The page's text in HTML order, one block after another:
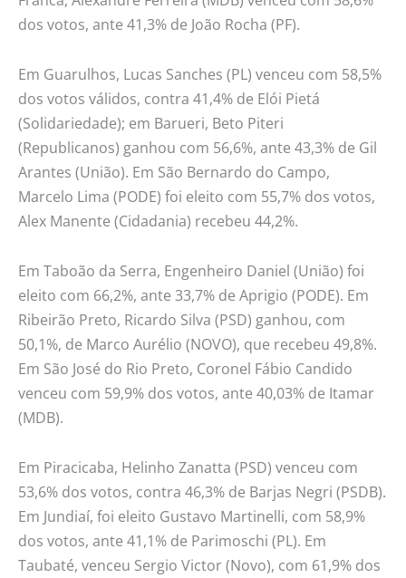
dos votos, ante 41,3% de João Rocha (PF).
Em Guarulhos, Lucas Sanches (PL) venceu com 58,5%
dos votos válidos, contra 41,4% de Elói Pietá
(Solidariedade); em Barueri, Beto Piteri
(Republicanos) ganhou com 56,6%, ante 43,3% de Gil
Arantes (União). Em São Bernardo do Campo,
Marcelo Lima (PODE) foi eleito com 55,7% dos votos,
Alex Manente (Cidadania) recebeu 44,2%.
Em Taboão da Serra, Engenheiro Daniel (União) foi
eleito com 66,2%, ante 33,7% de Aprigio (PODE). Em
Ribeirão Preto, Ricardo Silva (PSD) ganhou, com
50,1%, de Marco Aurélio (NOVO), que recebeu 49,8%.
Em São José do Rio Preto, Coronel Fábio Candido
venceu com 59,9% dos votos, ante 40,03% de Itamar
(MDB).
Em Piracicaba, Helinho Zanatta (PSD) venceu com
53,6% dos votos, contra 46,3% de Barjas Negri (PSDB).
Em Jundiaí, foi eleito Gustavo Martinelli, com 58,9%
dos votos, ante 41,1% de Parimoschi (PL). Em
Taubaté, venceu Sergio Victor (Novo), com 61,9% dos